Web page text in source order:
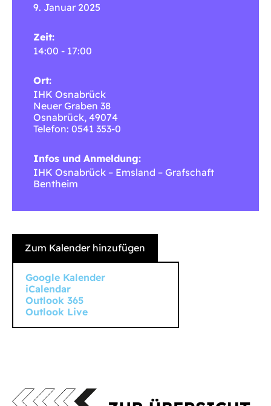
9. Januar 2025
Zeit:
14:00 - 17:00
Ort:
IHK Osnabrück
Neuer Graben 38
Osnabrück, 49074
Telefon: 0541 353-0
Infos und Anmeldung:
IHK Osnabrück – Emsland – Grafschaft
Bentheim
Zum Kalender hinzufügen
Google Kalender
iCalendar
Outlook 365
Outlook Live